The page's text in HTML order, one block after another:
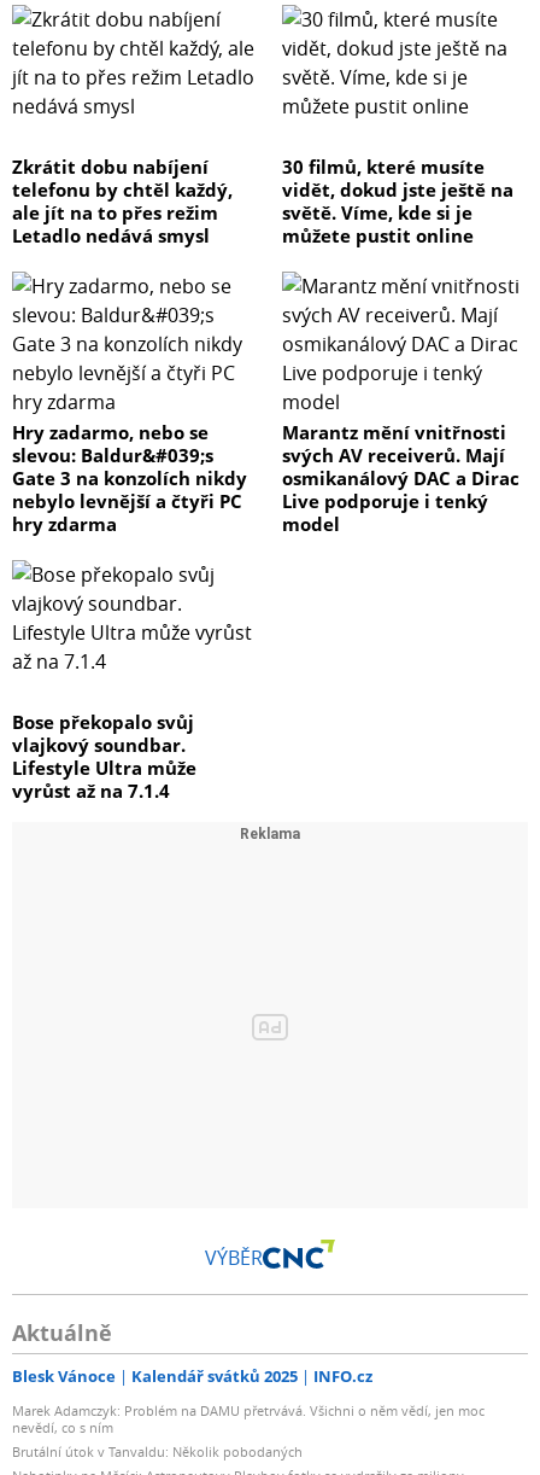
Zkrátit dobu nabíjení
telefonu by chtěl každý,
ale jít na to přes režim
Letadlo nedává smysl
30 filmů, které musíte
vidět, dokud jste ještě na
světě. Víme, kde si je
můžete pustit online
Hry zadarmo, nebo se
slevou: Baldur&#039;s
Gate 3 na konzolích nikdy
nebylo levnější a čtyři PC
hry zdarma
Marantz mění vnitřnosti
svých AV receiverů. Mají
osmikanálový DAC a Dirac
Live podporuje i tenký
model
Bose překopalo svůj
vlajkový soundbar.
Lifestyle Ultra může
vyrůst až na 7.1.4
VÝBĚR
Aktuálně
Blesk Vánoce Kalendář svátků 2025 INFO.cz
Marek Adamczyk: Problém na DAMU přetrvává. Všichni o něm vědí, jen moc
nevědí, co s ním
Brutální útok v Tanvaldu: Několik pobodaných